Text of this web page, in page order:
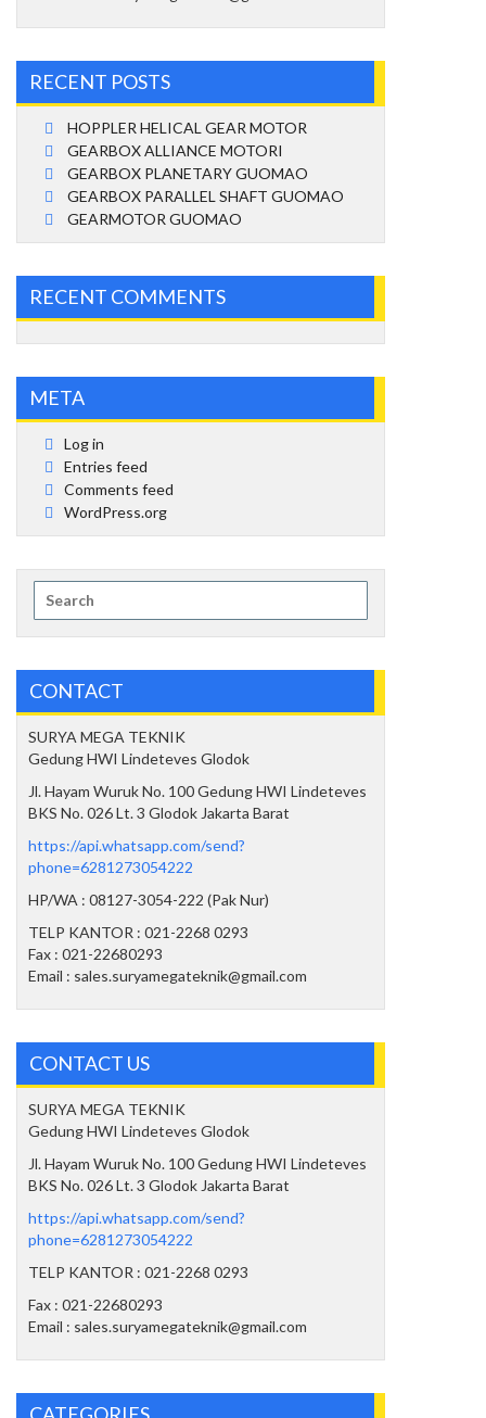
RECENT POSTS
HOPPLER HELICAL GEAR MOTOR
GEARBOX ALLIANCE MOTORI
GEARBOX PLANETARY GUOMAO
GEARBOX PARALLEL SHAFT GUOMAO
GEARMOTOR GUOMAO
RECENT COMMENTS
META
Log in
Entries feed
Comments feed
WordPress.org
for:
CONTACT
SURYA MEGA TEKNIK
Gedung HWI Lindeteves Glodok
Jl. Hayam Wuruk No. 100 Gedung HWI Lindeteves
BKS No. 026 Lt. 3 Glodok Jakarta Barat
https://api.whatsapp.com/send?
phone=6281273054222
HP/WA : 08127-3054-222 (Pak Nur)
TELP KANTOR : 021-2268 0293
Fax : 021-22680293
Email : sales.suryamegateknik@gmail.com
CONTACT US
SURYA MEGA TEKNIK
Gedung HWI Lindeteves Glodok
Jl. Hayam Wuruk No. 100 Gedung HWI Lindeteves
BKS No. 026 Lt. 3 Glodok Jakarta Barat
https://api.whatsapp.com/send?
phone=6281273054222
TELP KANTOR : 021-2268 0293
Fax : 021-22680293
Email : sales.suryamegateknik@gmail.com